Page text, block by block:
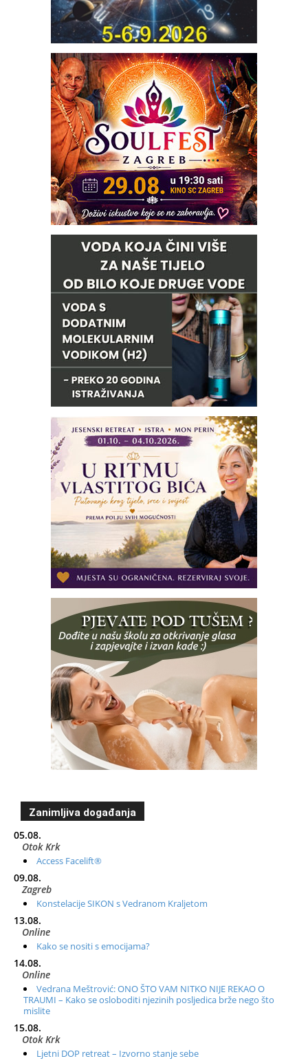
Zanimljiva događanja
05.08.
Otok Krk
Access Facelift®
09.08.
Zagreb
Konstelacije SIKON s Vedranom Kraljetom
13.08.
Online
Kako se nositi s emocijama?
14.08.
Online
Vedrana Meštrović: ONO ŠTO VAM NITKO NIJE REKAO O
TRAUMI – Kako se osloboditi njezinih posljedica brže nego što
mislite
15.08.
Otok Krk
Ljetni DOP retreat – Izvorno stanje sebe